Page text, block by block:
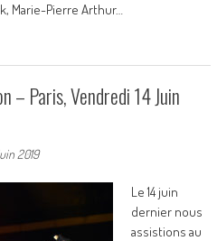
Marie-Pierre Arthur…
– Paris, Vendredi 14 Juin
2019
Le 14 juin
dernier nous
assistions au